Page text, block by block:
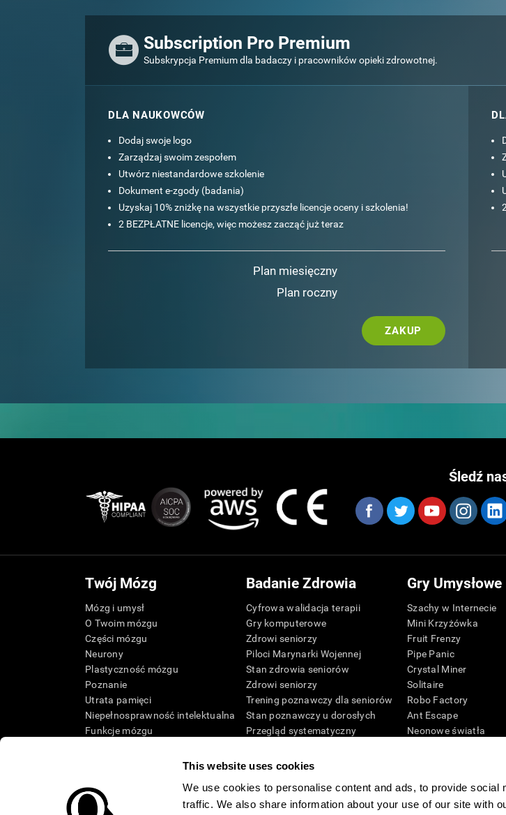
This website uses cookies
We use cookies to personalise content and ads, to provide social
traffic. We also share information about your use of our site with
Subscription Pro Premium
Subskrypcja Premium dla badaczy i pracowników opieki zdrowotnej.
DLA NAUKOWCÓW
Dodaj swoje logo
Zarządzaj swoim zespołem
Utwórz niestandardowe szkolenie
Dokument e-zgody (badania)
Uzyskaj 10% zniżkę na wszystkie przyszłe licencje oceny i szkolenia!
2 BEZPŁATNE licencje, więc możesz zacząć już teraz
Plan miesięczny
Plan roczny
ZAKUP
Śledź
Twój Mózg
Mózg i umysł
O Twoim mózgu
Części mózgu
Neurony
Plastyczność mózgu
Poznanie
Utrata pamięci
Niepełnosprawność intelektualna
Funkcje mózgu
Badanie Zdrowia
Cyfrowa walidacja terapii
Gry komputerowe
Zdrowi seniorzy
Piloci Marynarki Wojennej
Stan zdrowia seniorów
Zdrowi seniorzy
Trening poznawczy dla seniorów
Stan poznawczy u dorosłych
Przegląd systematyczny
Gry Umysłowe
Szachy w Internecie
Mini Krzyżówka
Fruit Frenzy
Pipe Panic
Crystal Miner
Solitaire
Robo Factory
Ant Escape
Neonowe światła
Space Rescue
Matematyczne